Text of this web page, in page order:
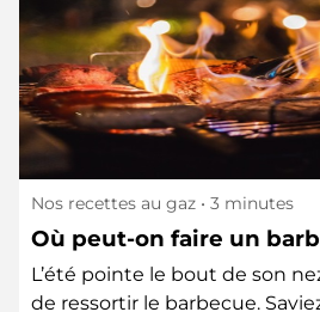
Nos recettes au gaz • 3 minutes
Où peut-on faire un
L’été pointe le bout de son
de ressortir le barbecue.